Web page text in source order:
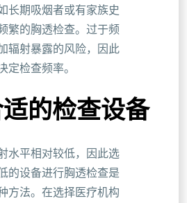
长期吸烟者或有家族史
繁的胸透检查。过于频
辐射暴露的风险，因此
定检查频率。
的检查设备
水平相对较低，因此选
的设备进行胸透检查是
方法。在选择医疗机构